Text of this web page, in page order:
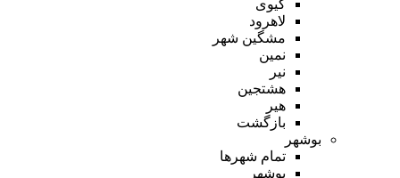
گیوی
لاهرود
مشگین شهر
نمین
نیر
هشتجین
هیر
بازگشت
بوشهر
تمام شهر‌ها
بوشهر